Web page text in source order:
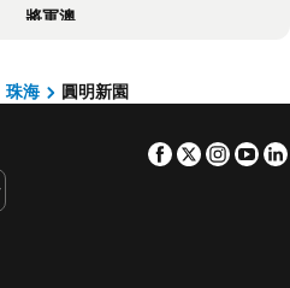
Andaz Macau, by Hyatt
Holiday Inn Express Macau City Centre By Ihg
將軍澳
南山區
珠海 圓明新園
Facebook
Twitter